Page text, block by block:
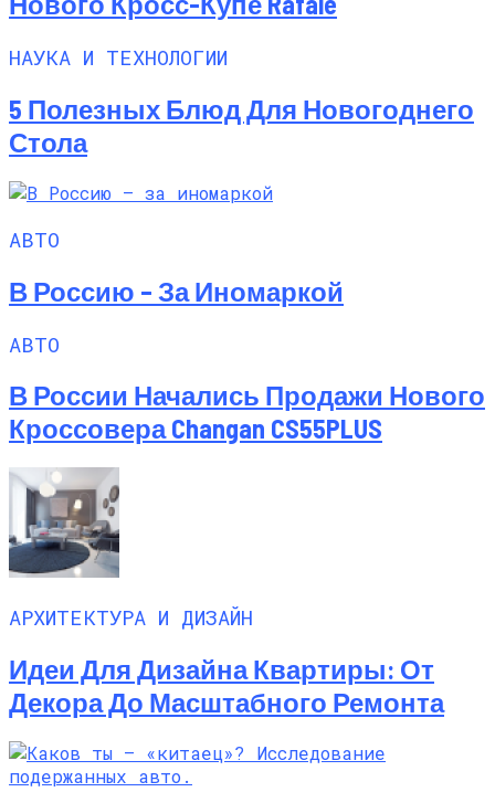
НАУКА И ТЕХНОЛОГИИ
5 Полезных Блюд Для Новогоднего
Стола
АВТО
В Россию – За Иномаркой
АВТО
В России Начались Продажи Нового
Кроссовера Changan CS55PLUS
АРХИТЕКТУРА И ДИЗАЙН
Идеи Для Дизайна Квартиры: От
Декора До Масштабного Ремонта